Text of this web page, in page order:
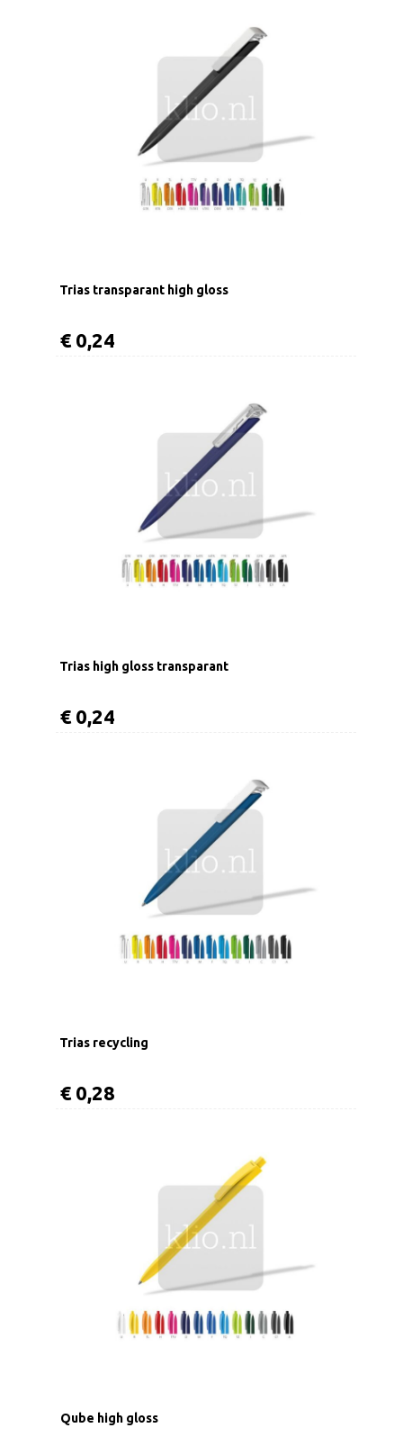
Trias transparant high gloss
€ 0,24
Trias high gloss transparant
€ 0,24
Trias recycling
€ 0,28
Qube high gloss